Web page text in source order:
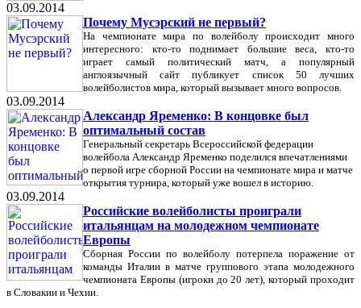
03.09.2014
Почему Мусэрский не первый?
На чемпионате мира по волейболу происходит много
интересного: кто-то поднимает большие веса, кто-то
играет самый политический матч, а популярный
англоязычный сайт публикует список 50 лучших
волейболистов мира, который вызывает много вопросов.
03.09.2014
Александр Яременко: В концовке был
оптимальный состав
Генеральный секретарь Всероссийской федерации
волейбола Александр Яременко поделился впечатлениями
о первой игре сборной России на чемпионате мира и матче
открытия турнира, который уже вошел в историю.
03.09.2014
Российские волейболисты проиграли
итальянцам на молодежном чемпионате
Европы
Сборная России по волейболу потерпела поражение от
команды Италии в матче группового этапа молодежного
чемпионата Европы (игроки до 20 лет), который проходит
в Словакии и Чехии.